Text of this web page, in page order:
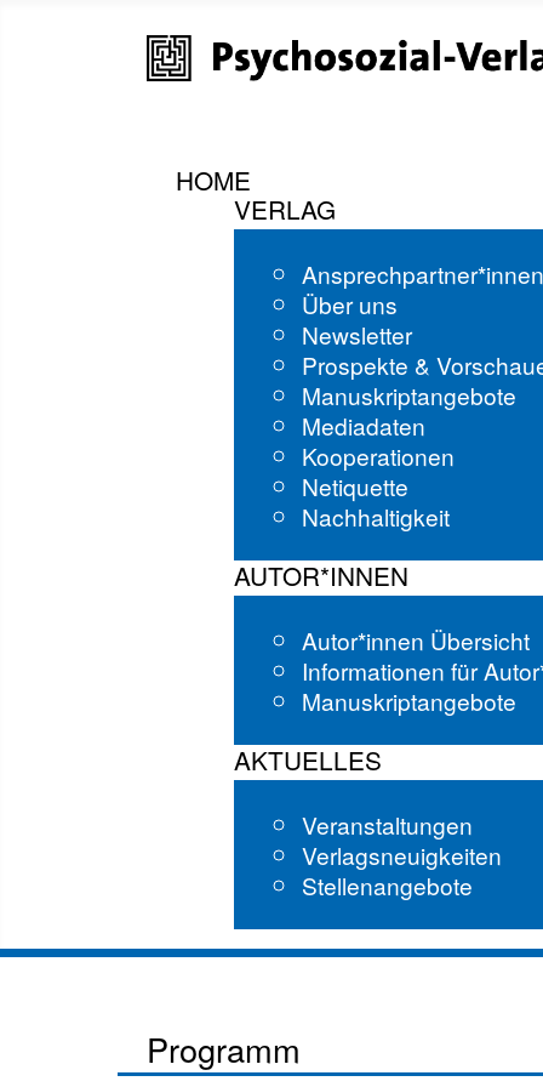
HOME
VERLAG
Über uns
Newsletter
Prospekte &
Manuskriptangebote
Mediadaten
Kooperationen
Netiquette
Nachhaltigkeit
AUTOR*INNEN
Autor*innen Übersicht
Informationen für
Manuskriptangebote
AKTUELLES
Veranstaltungen
Verlagsneuigkeiten
Stellenangebote
Programm